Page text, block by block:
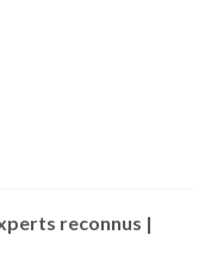
reconnus |